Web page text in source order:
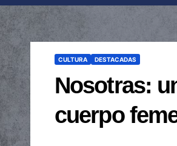
CULTURA DESTACADAS
Nosotras:
cuerpo